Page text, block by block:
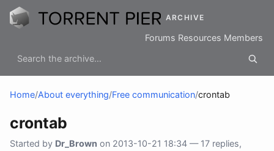
ARCHIVE
Forums Resources Members
Home/About everything/Free communication/crontab
crontab
Started by Dr_Brown on 2013-10-21 18:34 — 17 replies,